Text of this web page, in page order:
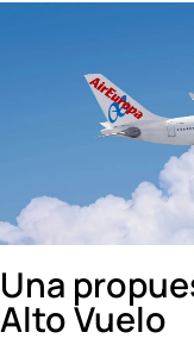
Una
Alto Vuelo